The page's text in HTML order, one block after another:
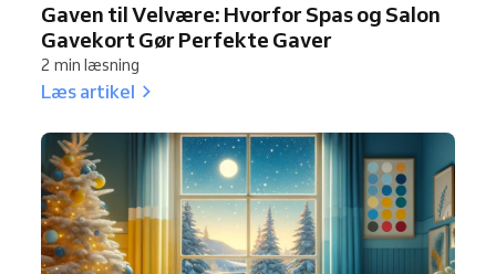
Gaven til Velvære: Hvorfor Spas og Salon
Gavekort Gør Perfekte Gaver
2 min læsning
Læs artikel